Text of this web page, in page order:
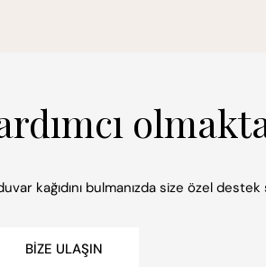
kağıdını bulmanızda size özel
BIZE ULAŞIN